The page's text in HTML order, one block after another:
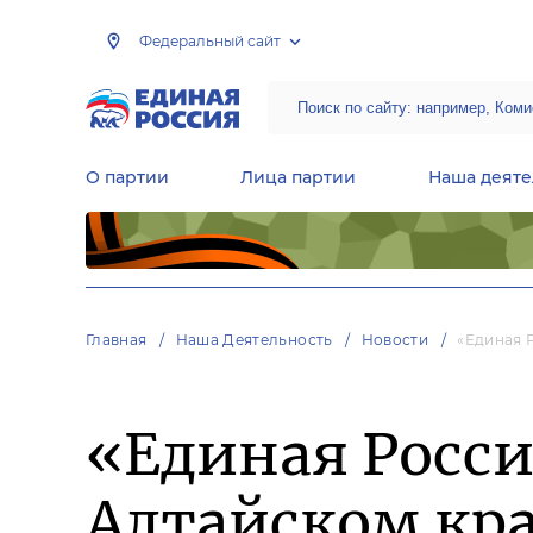
Федеральный сайт
О партии Лица партии Наша
Главная Наша Деятельность Новости «Единая
«Единая